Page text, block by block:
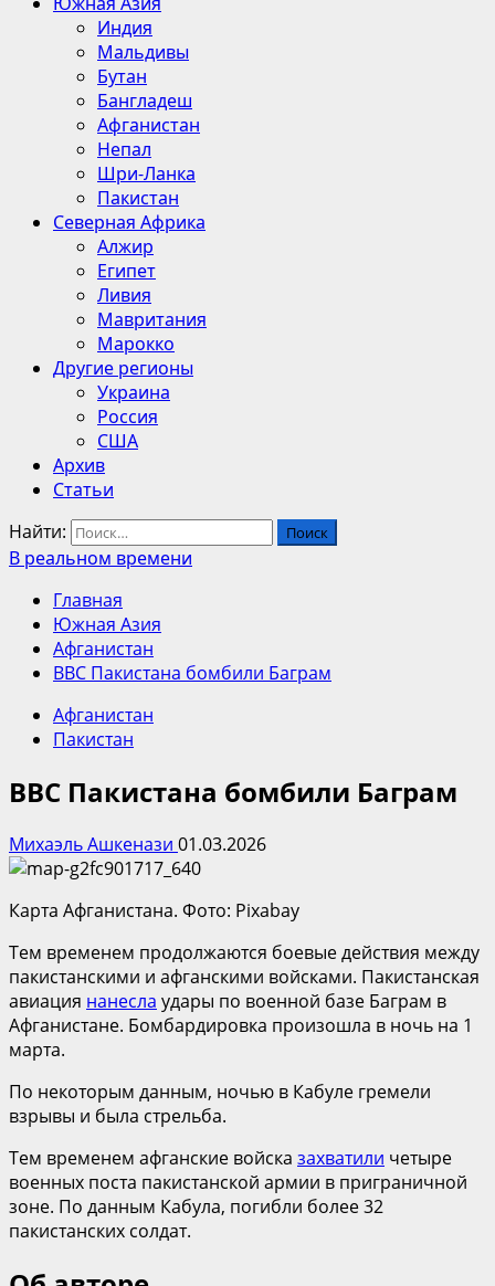
Индия
Мальдивы
Бутан
Бангладеш
Афганистан
Непал
Шри-Ланка
Пакистан
Северная Африка
Алжир
Египет
Ливия
Мавритания
Марокко
Другие регионы
Украина
Россия
США
Архив
Статьи
Найти:
В реальном времени
Главная
Южная Азия
Афганистан
ВВС Пакистана бомбили Баграм
Афганистан
Пакистан
ВВС Пакистана бомбили Баграм
Михаэль Ашкенази 01.03.2026
Карта Афганистана. Фото: Pixabay
Тем временем продолжаются боевые действия между
пакистанскими и афганскими войсками. Пакистанская
авиация нанесла удары по военной базе Баграм в
Афганистане. Бомбардировка произошла в ночь на 1
марта.
По некоторым данным, ночью в Кабуле гремели
взрывы и была стрельба.
Тем временем афганские войска захватили четыре
военных поста пакистанской армии в приграничной
зоне. По данным Кабула, погибли более 32
пакистанских солдат.